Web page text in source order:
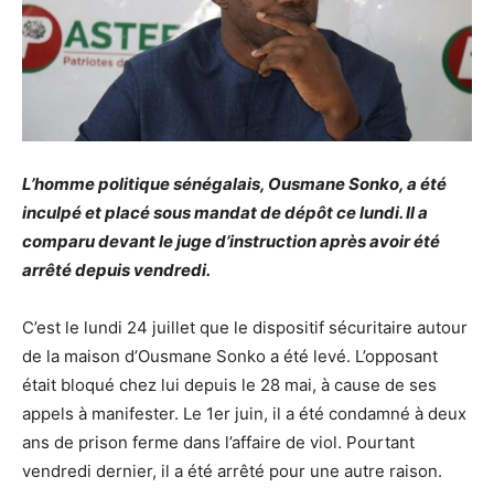
L’homme politique sénégalais, Ousmane Sonko, a été
inculpé et placé sous mandat de dépôt ce lundi. Il a
comparu devant le juge d’instruction après avoir été
arrêté depuis vendredi.
C’est le lundi 24 juillet que le dispositif sécuritaire autour
de la maison d’Ousmane Sonko a été levé. L’opposant
était bloqué chez lui depuis le 28 mai, à cause de ses
appels à manifester. Le 1er juin, il a été condamné à deux
ans de prison ferme dans l’affaire de viol. Pourtant
vendredi dernier, il a été arrêté pour une autre raison.